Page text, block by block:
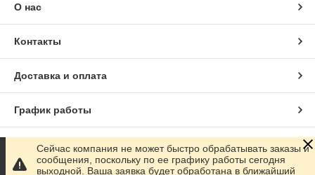
О нас
Контакты
Доставка и оплата
График работы
Полная версия сайта
Сейчас компания не может быстро обрабатывать заказы и
сообщения, поскольку по ее графику работы сегодня
выходной. Ваша заявка будет обработана в ближайший